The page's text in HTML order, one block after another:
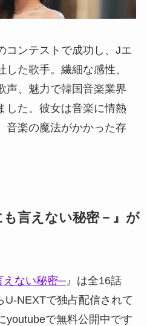
コンテストで成功し、Jエ
た歌手。繊細な感性、
声、魅力で韓国音楽業界
した。彼女は音楽に情熱
音楽の魔法がかかった存
も言えない秘密－』が
えない秘密─』は全16話
U-NEXTで独占配信されて
youtubeで無料公開中です